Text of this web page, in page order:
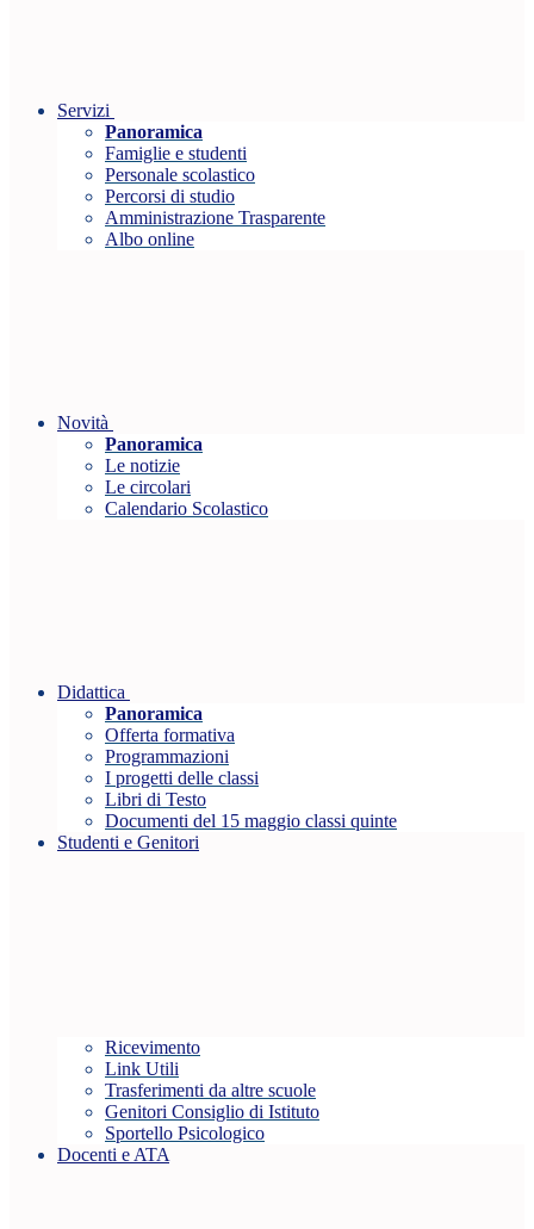
Servizi
Panoramica
Famiglie e studenti
Personale scolastico
Percorsi di studio
Amministrazione Trasparente
Albo online
Novità
Panoramica
Le notizie
Le circolari
Calendario Scolastico
Didattica
Panoramica
Offerta formativa
Programmazioni
I progetti delle classi
Libri di Testo
Documenti del 15 maggio classi quinte
Studenti e Genitori
Ricevimento
Link Utili
Trasferimenti da altre scuole
Genitori Consiglio di Istituto
Sportello Psicologico
Docenti e ATA